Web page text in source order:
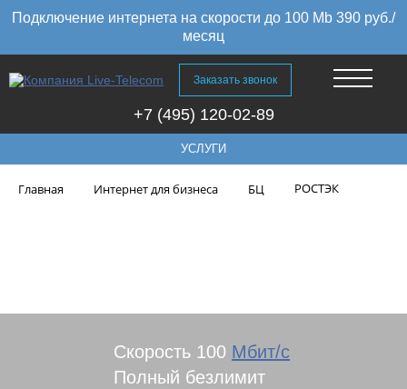
Подключение интернета на скорости до 100 Mb 390 руб./
месяц
Заказать звонок
+7 (495) 120-02-89
УСЛУГИ
Главная Интернет для бизнеса БЦ РОСТЭК
Скорость 100 Мбит/с
Полный безлимит